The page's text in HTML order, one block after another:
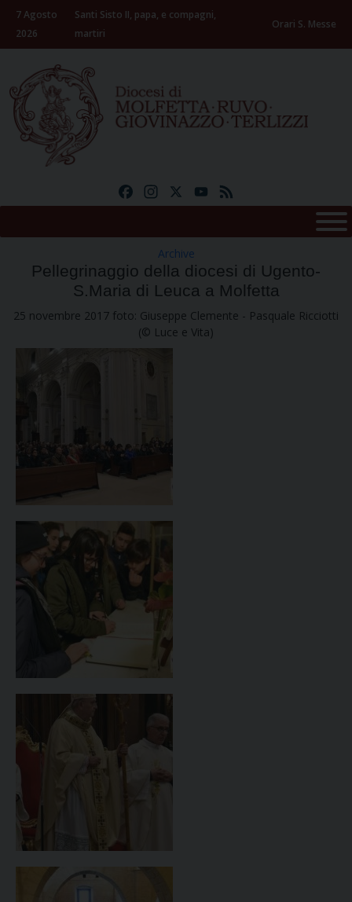
Skip
content
7 Agosto
2026
Santi Sisto II, papa, e compagni,
martiri
Orari S. Messe
FacebookInstagramYouTube
Archive
Pellegrinaggio della diocesi di Ugento-
S.Maria di Leuca a Molfetta
25 novembre 2017 foto: Giuseppe Clemente - Pasquale Ricciotti
(© Luce e Vita)